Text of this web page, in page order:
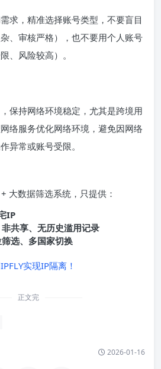
求，精准选择账号类型，不要盲目
、审核严格），也不要用个人账号
、风险较高）。
保持网络环境稳定，尤其是跨境用
络服务优化网络环境，避免因网络
异常或账号受限。
大数据筛选系统，只提供：
IP
共享、无历史滥用记录
选、多国家切换
实现IP隔离！
正文完
2026-01-16